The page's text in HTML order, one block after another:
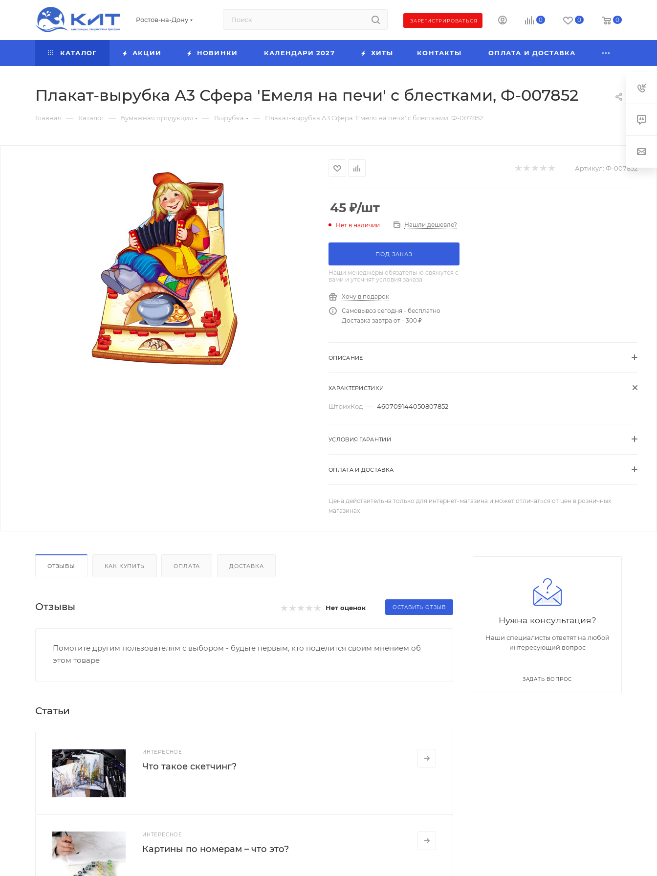
Ростов-на-Дону ЗАРЕГИСТРИРОВАТЬСЯ 0 0 0
КАТАЛОГ АКЦИИ НОВИНКИ КАЛЕНДАРИ 2027 ХИТЫ КОНТАКТЫ ОПЛАТА И ДОСТАВКА
Плакат-вырубка А3 Сфера 'Емеля на печи' с блестками, Ф-007852
Главная — Каталог — Бумажная продукция — Вырубка — Плакат-вырубка А3 Сфера 'Емеля на печи' с блестками, Ф-007852
Артикул: Ф-007852
45 ₽/шт
Нет в наличии Нашли дешевле?
ПОД ЗАКАЗ
Наши менеджеры обязательно свяжутся с
вами и уточнят условия заказа
Хочу в подарок
Самовывоз сегодня - бесплатно
Доставка завтра от - 300 ₽
ОПИСАНИЕ
ХАРАКТЕРИСТИКИ
ШтрихКод — 460709144050807852
УСЛОВИЯ ГАРАНТИИ
ОПЛАТА И ДОСТАВКА
Цена действительна только для интернет-магазина и может отличаться от цен в розничных
магазинах
ОТЗЫВЫ КАК КУПИТЬ ОПЛАТА ДОСТАВКА
Отзывы Нет оценок ОСТАВИТЬ ОТЗЫВ
Помогите другим пользователям с выбором - будьте первым, кто поделится своим мнением об
этом товаре
Статьи
ИНТЕРЕСНОЕ
Что такое скетчинг?
ИНТЕРЕСНОЕ
Картины по номерам – что это?
Нужна консультация?
Наши специалисты ответят на любой
интересующий вопрос
ЗАДАТЬ ВОПРОС